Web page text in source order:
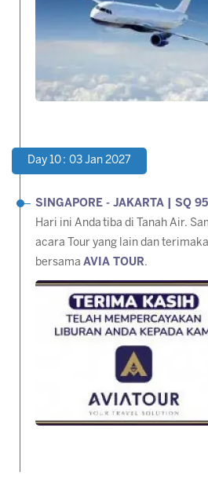
Day 10 : 03 Jan 2027
SINGAPORE - JAKARTA | SQ
Hari ini Anda tiba di Tanah Air.
acara Tour yang lain dan
bersama AVIA TOUR.